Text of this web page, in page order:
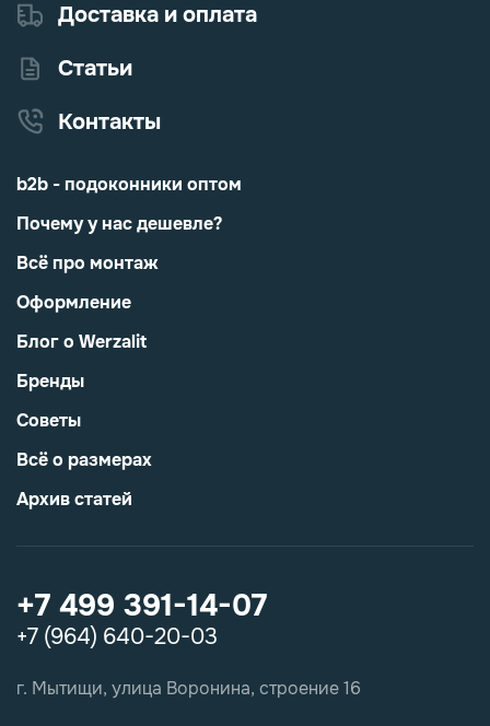
+7 499 391-14-07
+7 (964) 640-20-03
г. Мытищи, улица Воронина, строение 16
Доставка и оплата
Статьи
Контакты
b2b - подоконники оптом
Почему у нас дешевле?
Всё про монтаж
Оформление
Блог о Werzalit
Бренды
Советы
Всё о размерах
Архив статей